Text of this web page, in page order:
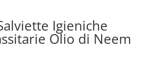
Igieniche
Olio di Neem